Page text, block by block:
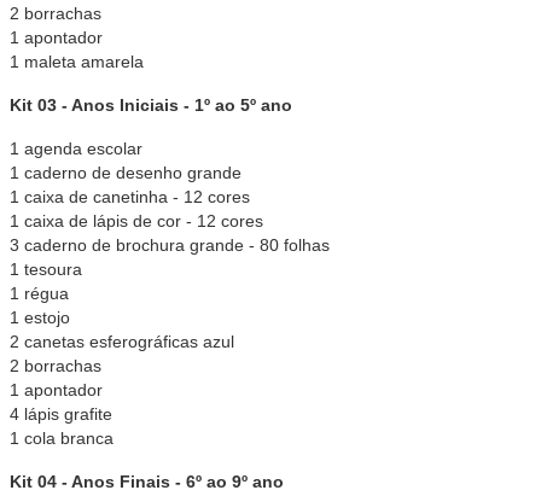
2 borrachas
1 apontador
1 maleta amarela
Kit 03 - Anos Iniciais - 1º ao 5º ano
1 agenda escolar
1 caderno de desenho grande
1 caixa de canetinha - 12 cores
1 caixa de lápis de cor - 12 cores
3 caderno de brochura grande - 80 folhas
1 tesoura
1 régua
1 estojo
2 canetas esferográficas azul
2 borrachas
1 apontador
4 lápis grafite
1 cola branca
Kit 04 - Anos Finais - 6º ao 9º ano